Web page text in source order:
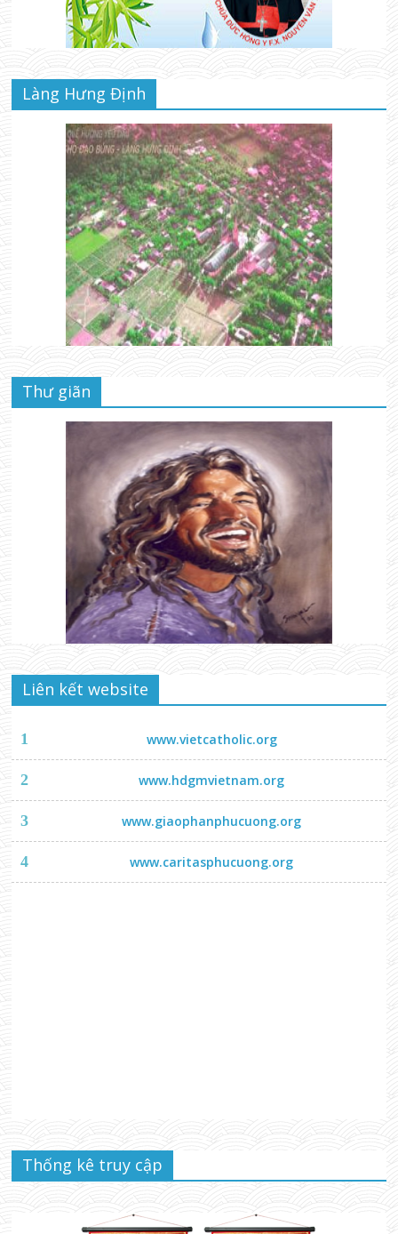
Làng Hưng Định
Thư giãn
Liên kết website
1 www.vietcatholic.org
2 www.hdgmvietnam.org
3 www.giaophanphucuong.org
4 www.caritasphucuong.org
Thống kê truy cập